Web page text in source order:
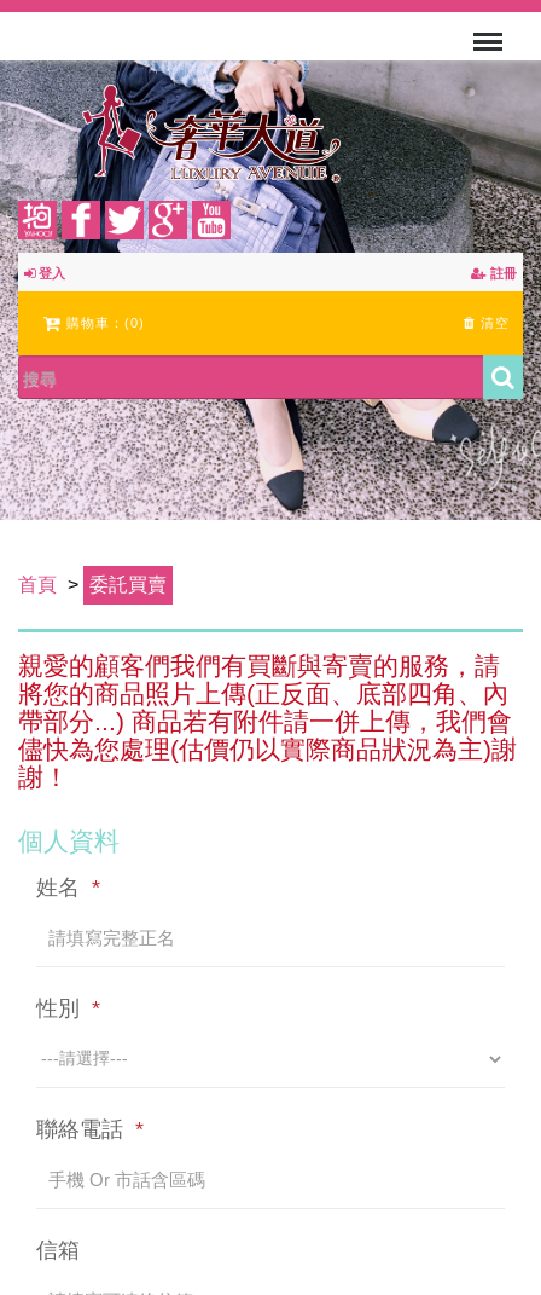
登入 註冊
購物車：(0) 清空
首頁 > 委託買賣
親愛的顧客們我們有買斷與寄賣的服務，請
將您的商品照片上傳(正反面、底部四角、內
帶部分...) 商品若有附件請一併上傳，我們會
儘快為您處理(估價仍以實際商品狀況為主)謝
謝！
個人資料
姓名 *
性別 *
聯絡電話 *
信箱